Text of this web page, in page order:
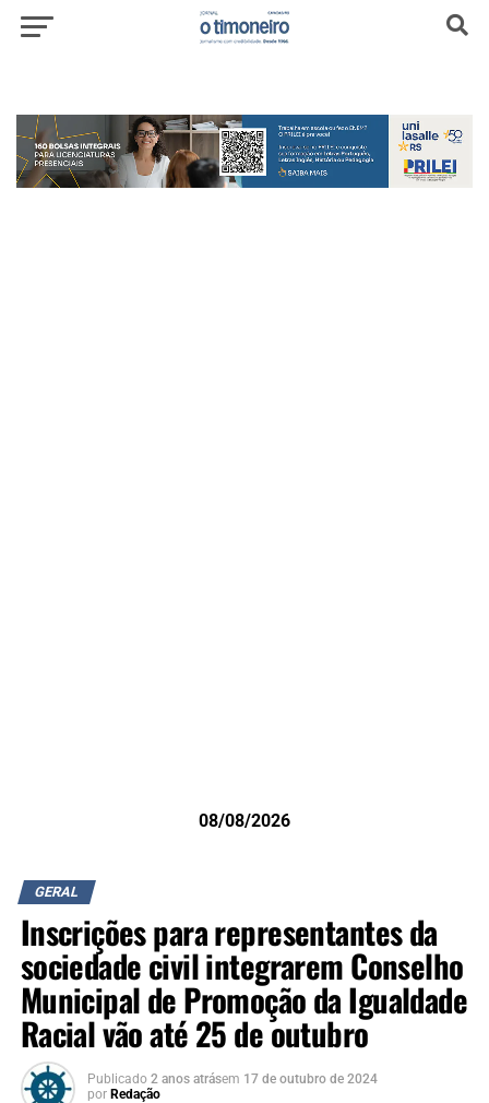
08/08/2026
GERAL
Inscrições para representantes da
sociedade civil integrarem Conselho
Municipal de Promoção da Igualdade
Racial vão até 25 de outubro
Publicado 2 anos atrásem 17 de outubro de 2024
por Redação